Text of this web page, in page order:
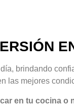
brindando
las mejores
en tu cocina o